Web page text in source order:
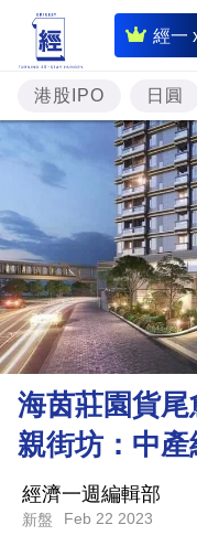
經一
即
時
財
經
專
題
投
資
樓
市
理
財
商
業
科
港股IPO 日圓
海茵莊園貨
親街坊：中產
經濟一週編輯部
新盤 Feb 22 2023